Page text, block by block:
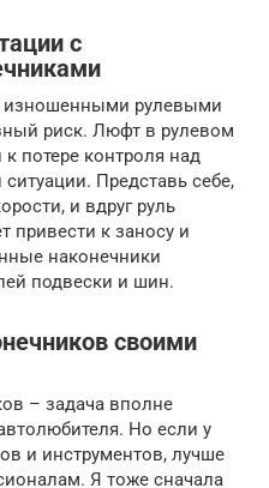
с
изношенными рулевыми
риск. Люфт в рулевом
потере контроля над
Представь себе,
и вдруг руль
привести к заносу и
наконечники
подвески и шин.
своими
– задача вполне
Но если у
и инструментов, лучше
Я тоже сначала